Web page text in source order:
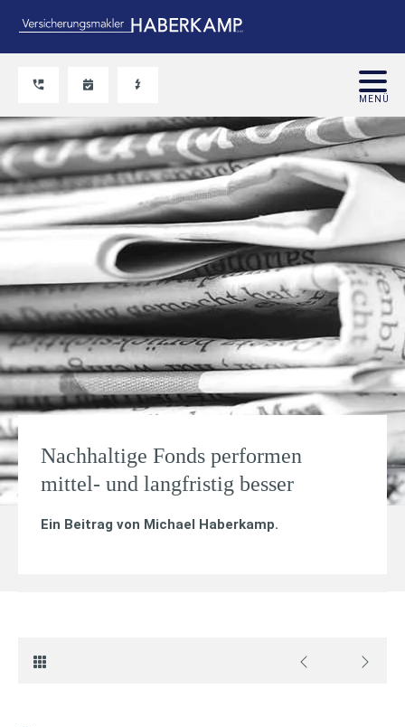
Nachhaltige Fonds performen
mittel- und langfristig besser
Ein Beitrag von Michael Haberkamp.